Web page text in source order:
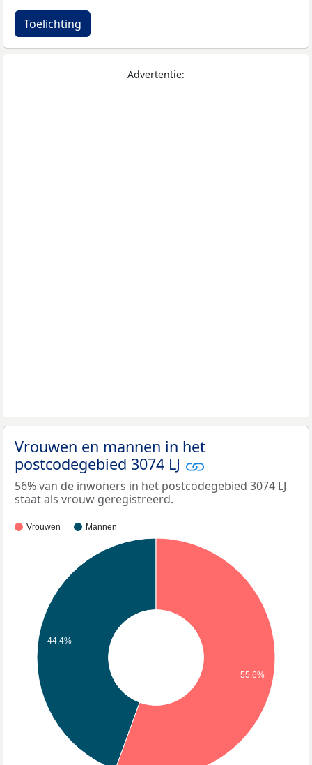
Toelichting
Advertentie:
Vrouwen en mannen in het
postcodegebied 3074 LJ
56% van de inwoners in het postcodegebied 3074 LJ
staat als vrouw geregistreerd.
Vrouwen Mannen
44,4%
55,6%